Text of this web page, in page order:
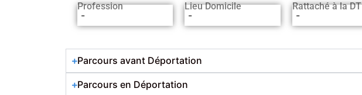
Profession
-
Lieu Domicile
-
Rattaché à la DT
-
Parcours avant Déportation
Parcours en Déportation